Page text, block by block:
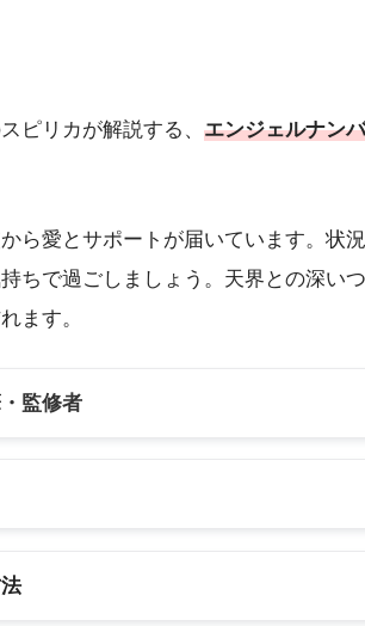
ピリカが解説する、 エンジェルナン
ら愛とサポートが届いています。状
ちで過ごしましょう。天界との深い
ます。
監修者